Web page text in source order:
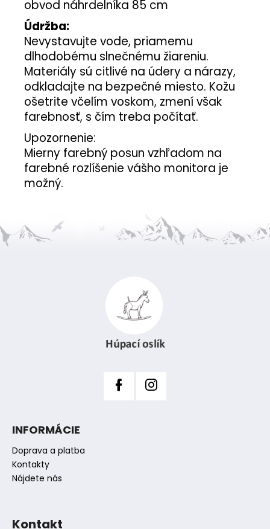
obvod náhrdelníka 85 cm
Údržba:
Nevystavujte vode, priamemu
dlhodobému slnečnému žiareniu.
Materiály sú citlivé na údery a nárazy,
odkladajte na bezpečné miesto. Kožu
ošetrite včelím voskom, zmení však
farebnosť, s čím treba počítať.
Upozornenie:
Mierny farebný posun vzhľadom na
farebné rozlíšenie vášho monitora je
možný.
INFORMÁCIE
Doprava a platba
Kontakty
Nájdete nás
Kontakt